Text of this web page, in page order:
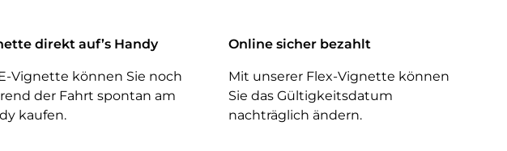
direkt auf’s Handy
Vignette können Sie noch
der Fahrt spontan am
kaufen.
Online sicher bezahlt
Mit unserer Flex-Vignette können
Sie das Gültigkeitsdatum
nachträglich ändern.